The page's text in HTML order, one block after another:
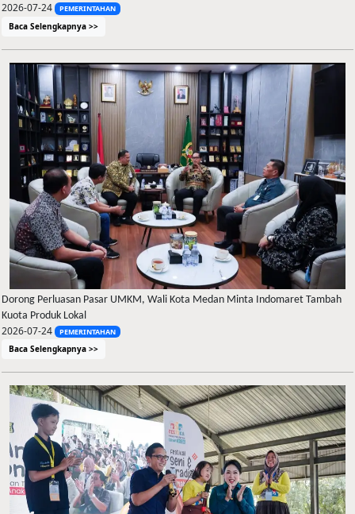
2026-07-24 PEMERINTAHAN
Baca Selengkapnya >>
Dorong Perluasan Pasar UMKM, Wali Kota Medan Minta Indomaret Tambah
Kuota Produk Lokal
2026-07-24 PEMERINTAHAN
Baca Selengkapnya >>